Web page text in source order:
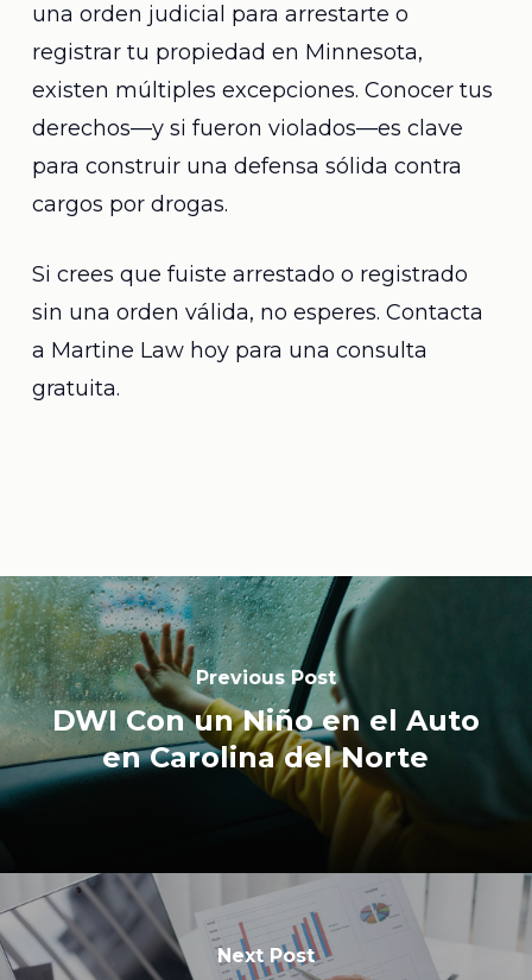
una orden judicial para arrestarte o
registrar tu propiedad en Minnesota,
existen múltiples excepciones. Conocer tus
derechos—y si fueron violados—es clave
para construir una defensa sólida contra
cargos por drogas.
Si crees que fuiste arrestado o registrado
sin una orden válida, no esperes. Contacta
a Martine Law hoy para una consulta
gratuita.
Previous Post
DWI Con un Niño en el Auto
en Carolina del Norte
Next Post